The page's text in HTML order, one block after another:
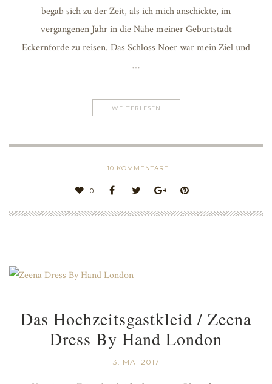
begab sich zu der Zeit, als ich mich anschickte, im
vergangenen Jahr in die Nähe meiner Geburtstadt
Eckernförde zu reisen. Das Schloss Noer war mein Ziel und
…
WEITERLESEN
10 KOMMENTARE
0
Das Hochzeitsgastkleid / Zeena
Dress By Hand London
3. MAI 2017